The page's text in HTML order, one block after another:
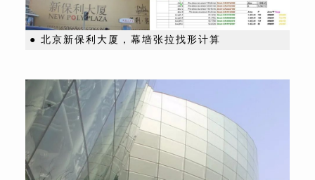
● 北京新保利大厦，幕墙张拉找形计算